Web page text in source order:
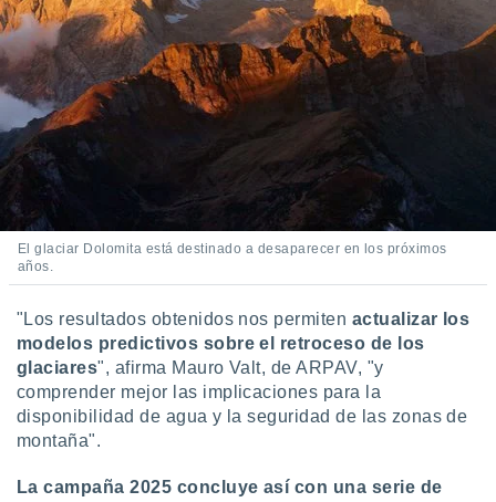
El glaciar Dolomita está destinado a desaparecer en los próximos
años.
"Los resultados obtenidos nos permiten actualizar los
modelos predictivos sobre el retroceso de los
glaciares", afirma Mauro Valt, de ARPAV, "y
comprender mejor las implicaciones para la
disponibilidad de agua y la seguridad de las zonas de
montaña".
La campaña 2025 concluye así con una serie de